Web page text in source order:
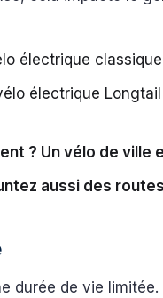
électrique
électrique
? Un vélo de ville
aussi des
durée de vie